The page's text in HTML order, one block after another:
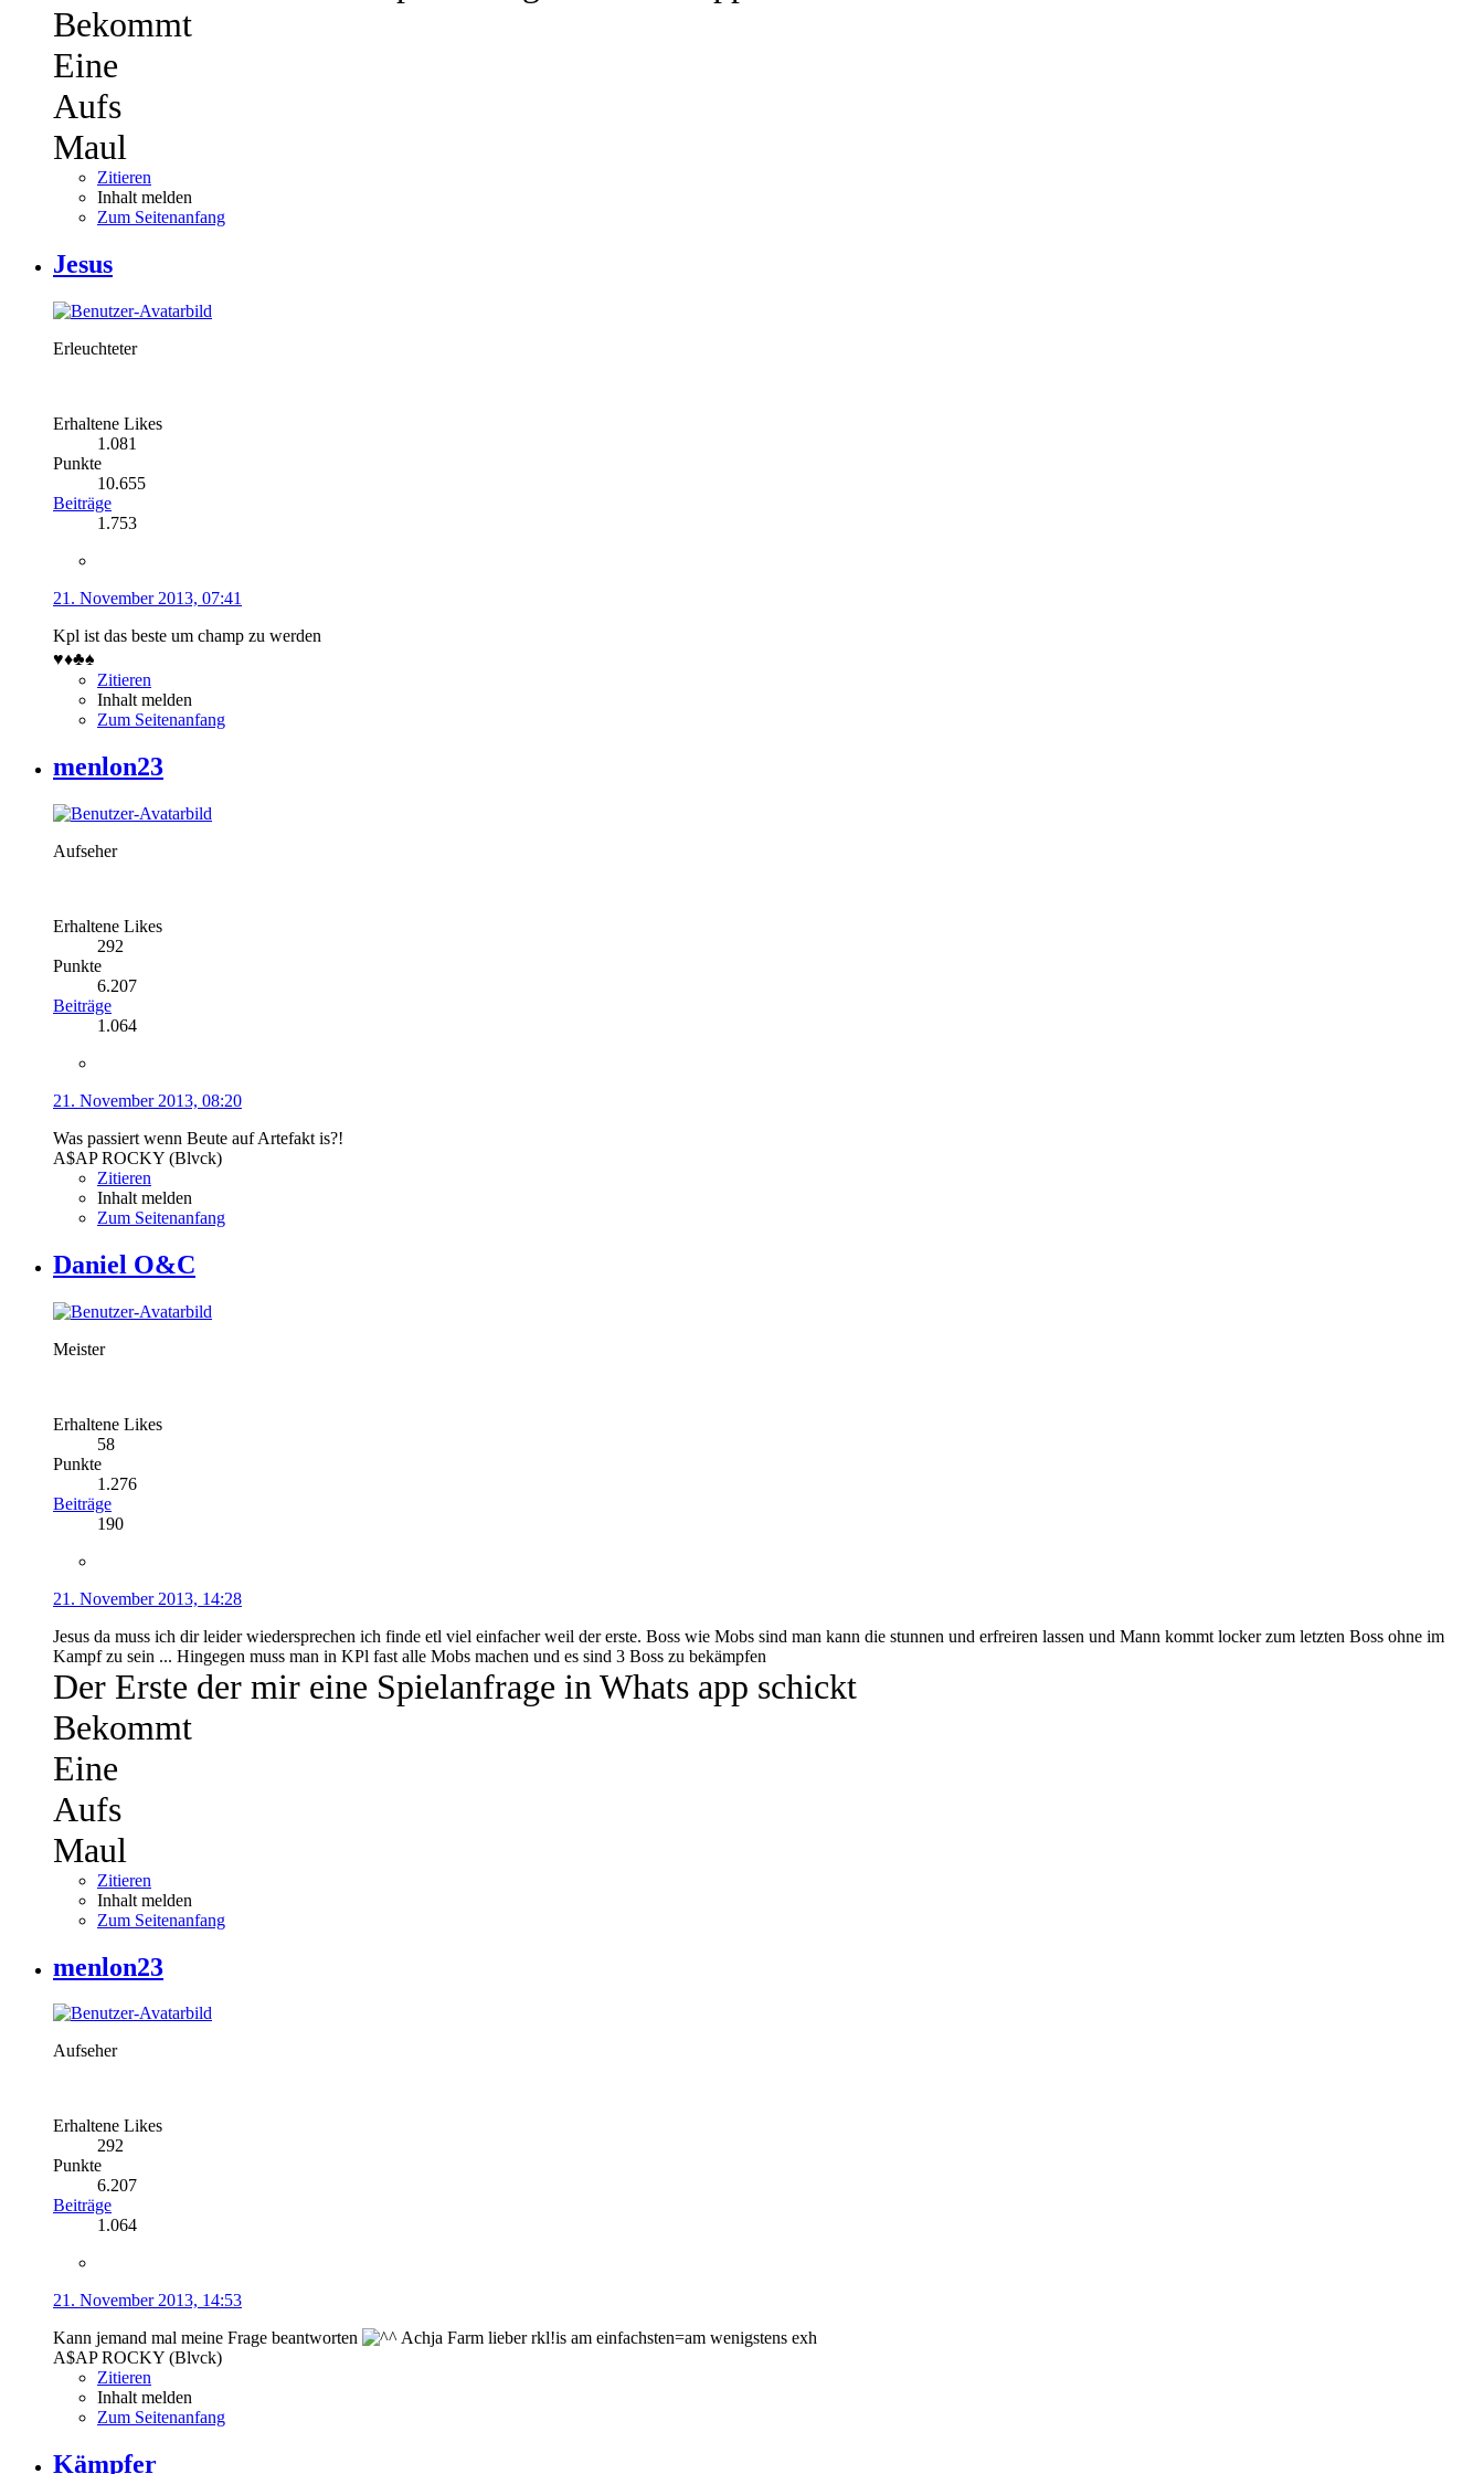
Bekommt
Eine
Aufs
Maul
Zitieren
Inhalt melden
Zum Seitenanfang
Jesus
Erleuchteter
Erhaltene Likes
1.081
Punkte
10.655
Beiträge
1.753
21. November 2013, 07:41
Kpl ist das beste um champ zu werden
♥︎♦︎♣︎♠︎
Zitieren
Inhalt melden
Zum Seitenanfang
menlon23
Aufseher
Erhaltene Likes
292
Punkte
6.207
Beiträge
1.064
21. November 2013, 08:20
Was passiert wenn Beute auf Artefakt is?!
A$AP ROCKY (Blvck)
Zitieren
Inhalt melden
Zum Seitenanfang
Daniel O&C
Meister
Erhaltene Likes
58
Punkte
1.276
Beiträge
190
21. November 2013, 14:28
Jesus da muss ich dir leider wiedersprechen ich finde etl viel einfacher weil der erste. Boss wie Mobs sind man kann die stunnen und erfreiren lassen und Mann kommt locker zum letzten Boss ohne im
Kampf zu sein ... Hingegen muss man in KPl fast alle Mobs machen und es sind 3 Boss zu bekämpfen
Der Erste der mir eine Spielanfrage in Whats app schickt
Bekommt
Eine
Aufs
Maul
Zitieren
Inhalt melden
Zum Seitenanfang
menlon23
Aufseher
Erhaltene Likes
292
Punkte
6.207
Beiträge
1.064
21. November 2013, 14:53
Kann jemand mal meine Frage beantworten
Achja Farm lieber rkl!is am einfachsten=am wenigstens exh
A$AP ROCKY (Blvck)
Zitieren
Inhalt melden
Zum Seitenanfang
Kämpfer